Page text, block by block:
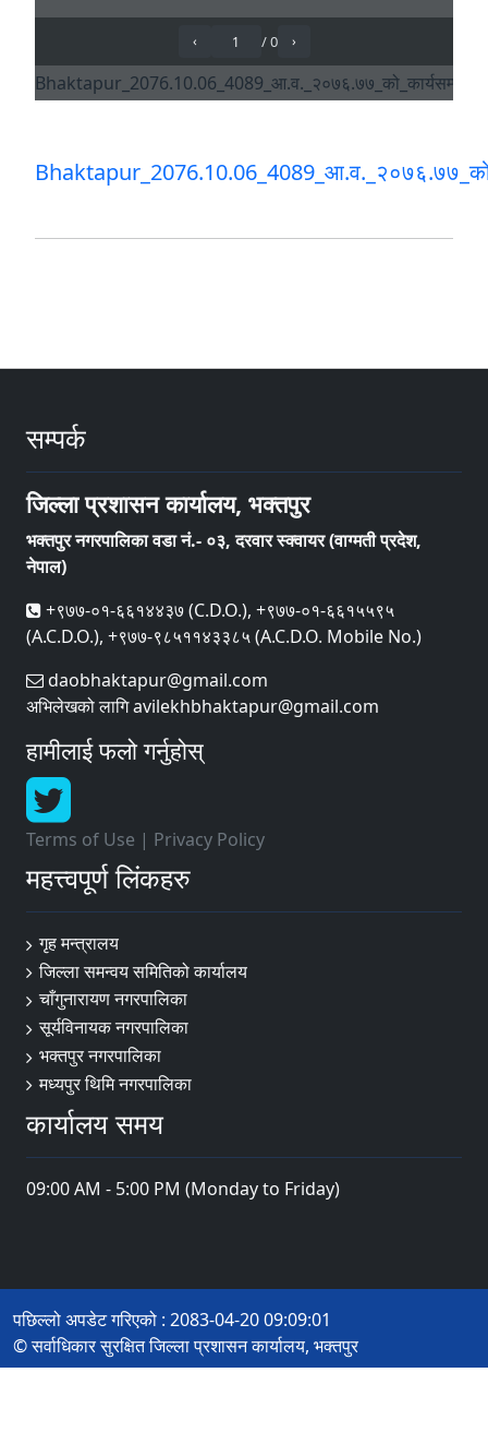
सम्पर्क
जिल्ला प्रशासन कार्यालय, भक्तपुर
भक्तपुर नगरपालिका वडा नं.- ०३, दरवार स्क्वायर (वाग्मती प्रदेश,
नेपाल)
+९७७-०१-६६१४४३७ (C.D.O.), +९७७-०१-६६१५५९५
(A.C.D.O.), +९७७-९८५११४३३८५ (A.C.D.O. Mobile No.)
daobhaktapur@gmail.com
अभिलेखको लागि avilekhbhaktapur@gmail.com
हामीलाई फलो गर्नुहोस्
Terms of Use | Privacy Policy
महत्त्वपूर्ण लिंकहरु
गृह मन्त्रालय
जिल्ला समन्वय समितिको कार्यालय
चाँगुनारायण नगरपालिका
सूर्यविनायक नगरपालिका
भक्तपुर नगरपालिका
मध्यपुर थिमि नगरपालिका
कार्यालय समय
09:00 AM - 5:00 PM (Monday to Friday)
पछिल्लो अपडेट गरिएको : 2083-04-20 09:09:01
© सर्वाधिकार सुरक्षित जिल्ला प्रशासन कार्यालय, भक्तपुर